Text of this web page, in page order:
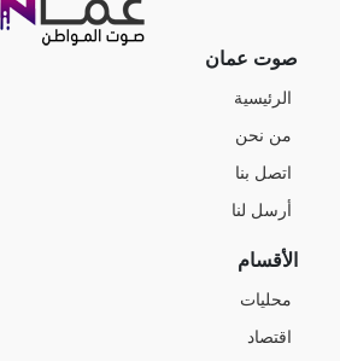
صوت عمان
الرئيسية
من نحن
اتصل بنا
أرسل لنا
الأقسام
محليات
اقتصاد